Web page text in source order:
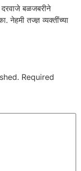
बळजबरीने
नेहमी तज्ज्ञ व्यक्तींच्या
Required